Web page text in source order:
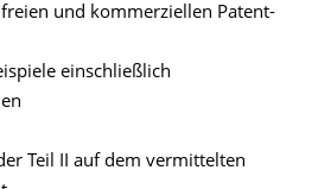
und kommerziellen Patent-
einschließlich
Teil II auf dem vermittelten